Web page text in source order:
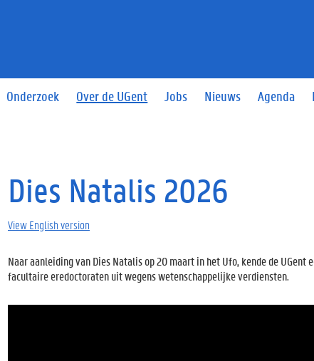
Onderzoek Over de UGent Jobs Nieuws Agenda
Dies Natalis 2026
View English version
Naar aanleiding van Dies Natalis op 20 maart in het Ufo, kende de
facultaire eredoctoraten uit wegens wetenschappelijke verdiensten.